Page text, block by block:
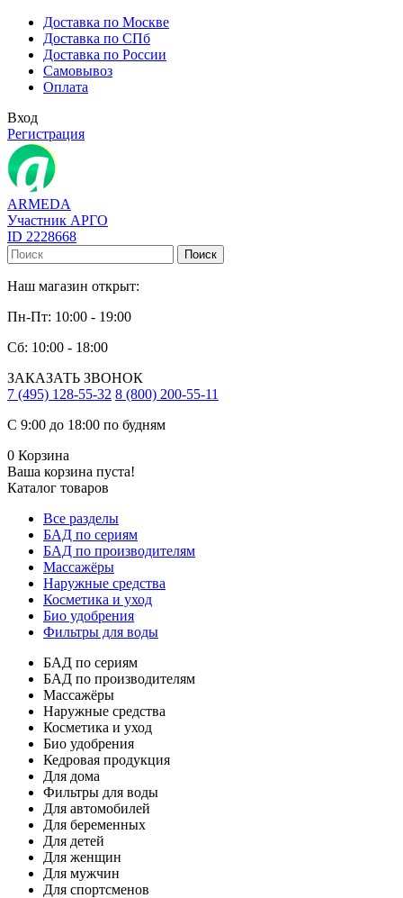
Доставка по Москве
Доставка по СПб
Доставка по России
Самовывоз
Оплата
Вход
Регистрация
ARMEDA
Участник АРГО
ID 2228668
Поиск
Наш магазин открыт:
Пн-Пт: 10:00 - 19:00
Сб: 10:00 - 18:00
ЗАКАЗАТЬ ЗВОНОК
7 (495) 128-55-32 8 (800) 200-55-11
С 9:00 до 18:00 по будням
0 Корзина
Ваша корзина пуста!
Каталог товаров
Все разделы
БАД по сериям
БАД по производителям
Массажёры
Наружные средства
Косметика и уход
Био удобрения
Фильтры для воды
БАД по сериям
БАД по производителям
Массажёры
Наружные средства
Косметика и уход
Био удобрения
Кедровая продукция
Для дома
Фильтры для воды
Для автомобилей
Для беременных
Для детей
Для женщин
Для мужчин
Для спортсменов